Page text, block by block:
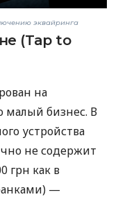
эквайринга
(Tap to
на
бизнес. В
устройства
не содержит
грн как в
—